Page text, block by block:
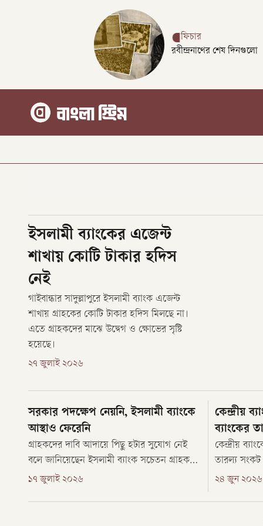
ফিচার
রবীন্দ্রনাথের শেষ দিনগুলো
ইসলামী ব্যাংকের এজেন্ট
শাখায় কোটি টাকার হদিস
নেই
গাইবান্ধার সাদুল্লাপুরে ইসলামী ব্যাংক এজেন্ট
শাখায় গ্রাহকের কোটি টাকার হদিস মিলছে না।
এতে গ্রাহকদের মাঝে উদ্বেগ ও ক্ষোভের সৃষ্টি
হয়েছে।
২৭ জুলাই ২০২৬
সরকার পদক্ষেপ নেয়নি, ইসলামী ব্যাংকে
আস্থাও ফেরেনি
গ্রাহকদের দাবি আদায়ে পিছু হটার সুযোগ নেই
বলে জানিয়েছেন ইসলামী ব্যাংক সচেতন গ্রাহক
ফোরামের আহ্বায়ক নুর নবী মানিক। তিনি বলেন,
১৭ জুলাই ২০২৬
কেন্দ্রীয়
ব্যাংকের
কেন্দ্রীয়
তারল্য সংকট
করেছেন
সম্মেলনে
২৪ জুন ২০২৬